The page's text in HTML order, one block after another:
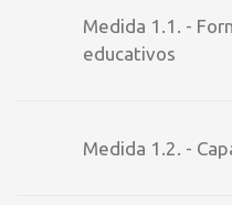
Medida 1.1. -
educativos
Medida 1.2. -